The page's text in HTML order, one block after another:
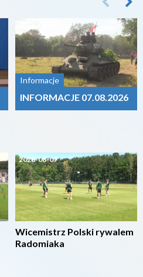
Informacje
INFORMACJE 07.08.2026
2026-08-07
Wicemistrz Polski rywalem
Radomiaka